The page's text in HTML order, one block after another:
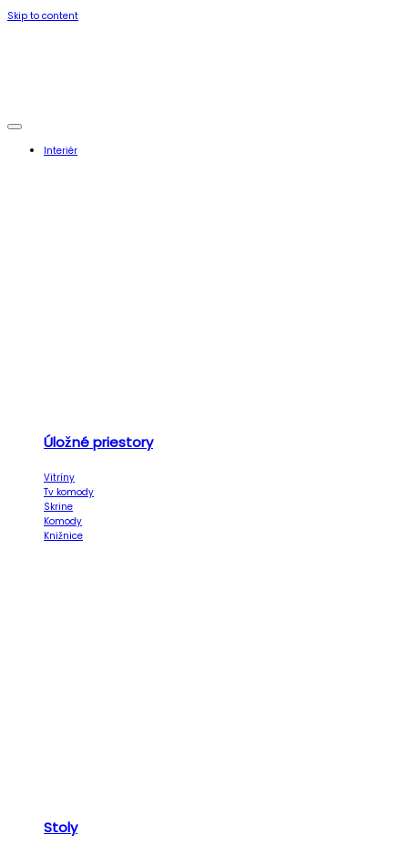
Skip to content
Interiér
Úložné priestory
Vitríny
Tv komody
Skrine
Komody
Knižnice
Stoly